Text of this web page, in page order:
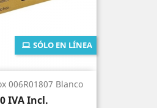
006R01807 Blanco
IVA Incl.
SÓLO EN LÍNEA